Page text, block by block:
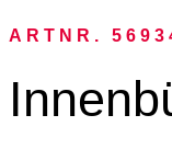
ARTNR.